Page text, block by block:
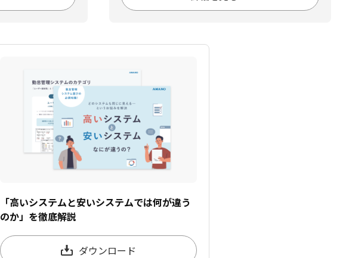
「高いシステムと安いシステムでは何が違う
のか」を徹底解説
ダウンロード